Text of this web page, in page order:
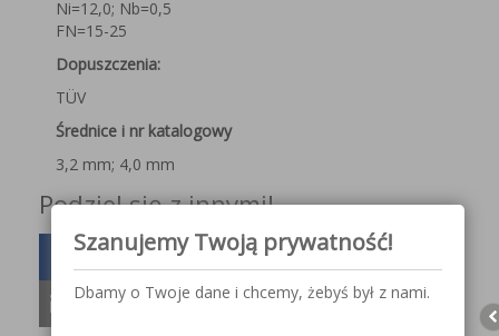
Ni=12,0; Nb=0,5
FN=15-25
Dopuszczenia:
TÜV
Średnice i nr katalogowy
3,2 mm; 4,0 mm
Podziel się z innymi!
Szanujemy Twoją prywatność!
Dbamy o Twoje dane i chcemy, żebyś był z nami.